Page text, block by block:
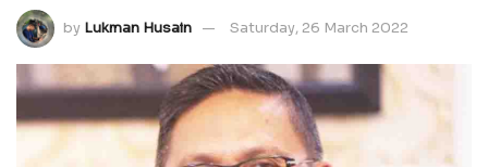
by Lukman Husain Saturday, 26 March 2022